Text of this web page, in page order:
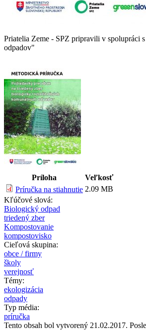
Priatelia Zeme - SPZ pripravili v spolupráci
odpadov"
Príloha
Veľkosť
Príručka na stiahnutie 2.09 MB
Kľúčové slová:
Biologický odpad
triedený zber
Kompostovanie
kompostovisko
Cieľová skupina:
obce / firmy
školy
verejnosť
Témy:
ekologizácia
odpady
Typ média:
príručka
Tento obsah bol vytvorený 21.02.2017.